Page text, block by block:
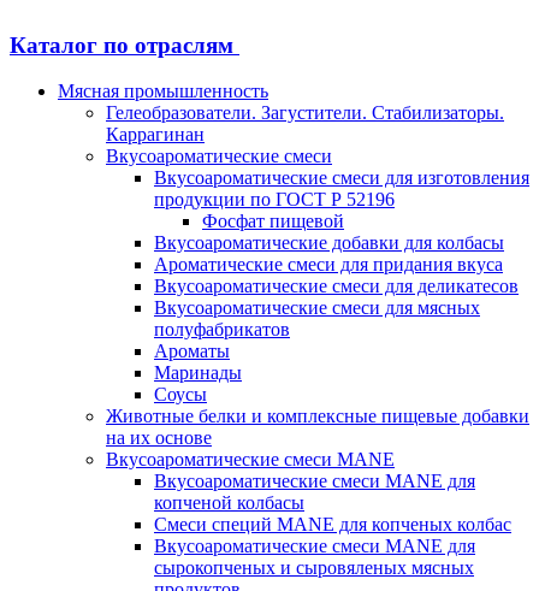
Каталог по отраслям
Мясная промышленность
Гелеобразователи. Загустители. Стабилизаторы.
Каррагинан
Вкусоароматические смеси
Вкусоароматические смеси для изготовления
продукции по ГОСТ Р 52196
Фосфат пищевой
Вкусоароматические добавки для колбасы
Ароматические смеси для придания вкуса
Вкусоароматические смеси для деликатесов
Вкусоароматические смеси для мясных
полуфабрикатов
Ароматы
Маринады
Соусы
Животные белки и комплексные пищевые добавки
на их основе
Вкусоароматические смеси MANE
Вкусоароматические смеси MANE для
копченой колбасы
Смеси специй MANE для копченых колбас
Вкусоароматические смеси MANE для
сырокопченых и сыровяленых мясных